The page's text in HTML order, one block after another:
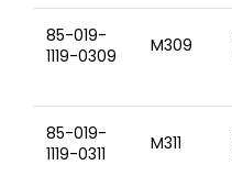
85-019-
1119-0309
M309
85-019-
1119-0311
M311